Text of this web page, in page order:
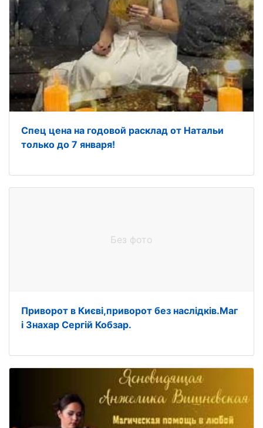
Спец цена на годовой расклад от Натальи
только до 7 января!
Без фото
Приворот в Києві,приворот без наслідків.Маг
і Знахар Сергій Кобзар.